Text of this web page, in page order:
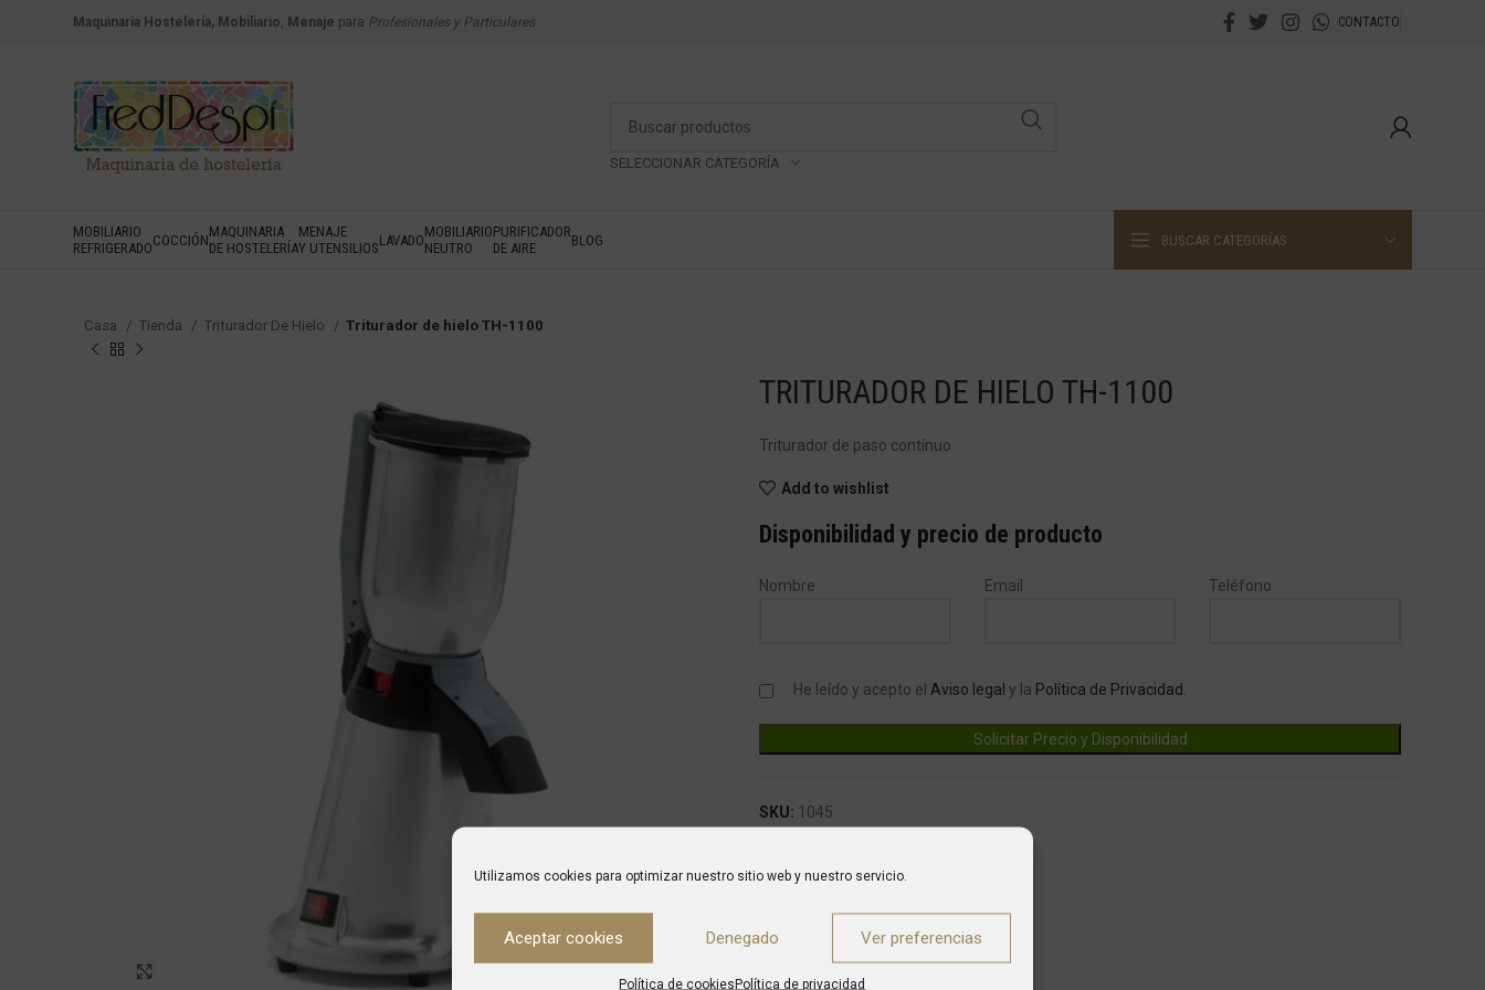
Utilizamos cookies para optimizar nuestro sitio web y nuestro servicio.
Aceptar cookies Denegado Ver preferencias
Política de cookiesPolítica de privacidad
Maquinaria Hostelería, Mobiliario, Menaje para Profesionales y Particulares CONTACTO
SELECCIONAR CATEGORÍA
MOBILIARIO
REFRIGERADOCOCCIÓNMAQUINARIA
DE HOSTELERÍA
MENAJE
Y UTENSILIOSLAVADOMOBILIARIO
NEUTRO
PURIFICADOR
DE AIRE
BLOG BUSCAR CATEGORÍAS
Casa Tienda Triturador De Hielo Triturador de hielo TH-1100
Haga Click para agrandar
TRITURADOR DE HIELO TH-1100
Triturador de paso contínuo
Add to wishlist
Disponibilidad y precio de producto
Nombre Email Teléfono
He leído y acepto el Aviso legal y la Política de Privacidad
SKU: 1045
Marca: